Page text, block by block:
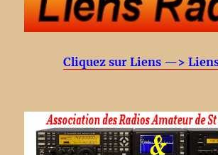
Cliquez sur Liens —>